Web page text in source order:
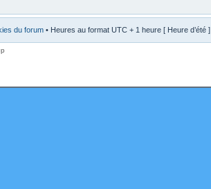
du forum • Heures au format UTC + 1 heure [ Heure d’été ]